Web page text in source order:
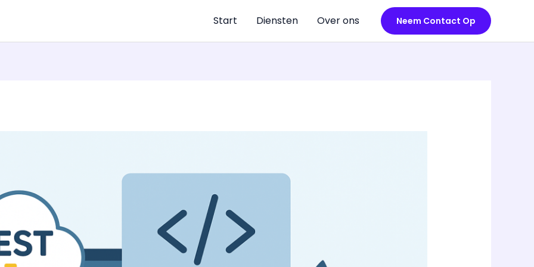
Start Diensten Over ons Neem Contact Op